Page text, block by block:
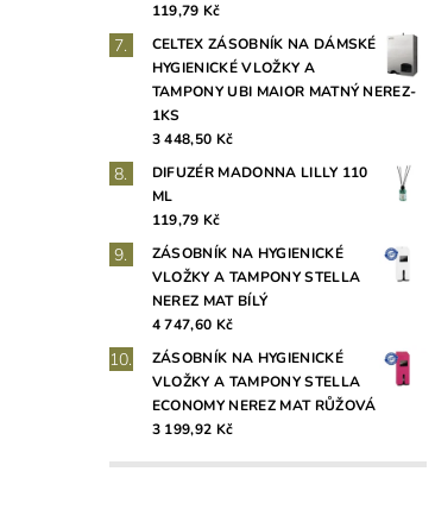
119,79 Kč
CELTEX ZÁSOBNÍK NA DÁMSKÉ
HYGIENICKÉ VLOŽKY A
TAMPONY UBI MAIOR MATNÝ NEREZ-
1KS
3 448,50 Kč
DIFUZÉR MADONNA LILLY 110
ML
119,79 Kč
ZÁSOBNÍK NA HYGIENICKÉ
VLOŽKY A TAMPONY STELLA
NEREZ MAT BÍLÝ
4 747,60 Kč
ZÁSOBNÍK NA HYGIENICKÉ
VLOŽKY A TAMPONY STELLA
ECONOMY NEREZ MAT RŮŽOVÁ
3 199,92 Kč